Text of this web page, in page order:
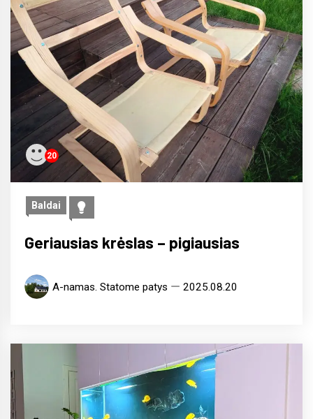
20
Baldai
Geriausias krėslas – pigiausias
A-namas. Statome patys 2025.08.20